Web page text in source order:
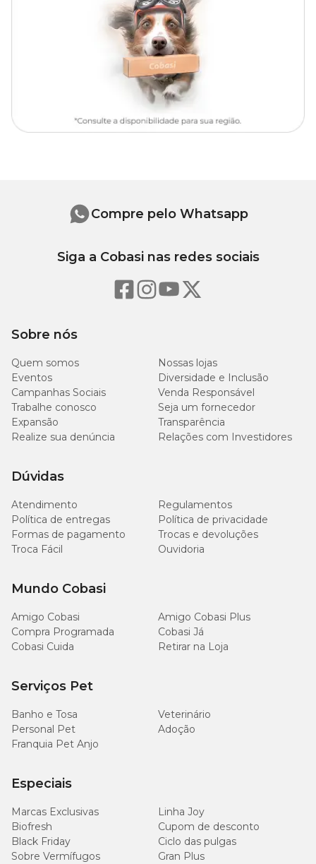
Faça um furo no solo úmido com o auxílio do perfurador de solo.
Insira o Mr. Spike entre o caule das plantas e a borda do vaso ou
floreira. Insira o Mr. Spike em cada furo e pressione para baixo até
ser coberto pelo solo. Após inserir o Mr. Spike, recomendamos que
você regue sua planta como de costume para que os nutrientes já
aplicação a cada 60 dias.
P2O5 Total 6%
P2O5 sol. Ác. Cítrico
Carbono Orgânico
O seu jardim merece todo o cuidado e carinho. Na Cobasi, você
encontra oFertilizante Orgânico para Frutas Mr. Spike com
preçoincrível. Compre pelo Site, App ou uma de nossas lojas.
Sobre nós
Quem somos
Nossas lojas
Eventos
Diversidade e Inclusão
Campanhas Sociais
Venda Responsável
Trabalhe conosco
Seja um fornecedor
Expansão
Transparência
Realize sua denúncia
Relações com Investidores
Dúvidas
Atendimento
Regulamentos
Política de entregas
Política de privacidade
Formas de pagamento
Trocas e devoluções
Troca Fácil
Ouvidoria
Mundo Cobasi
Amigo Cobasi
Amigo Cobasi Plus
Compra Programada
Cobasi Já
Cobasi Cuida
Retirar na Loja
Serviços Pet
Banho e Tosa
Veterinário
Personal Pet
Adoção
Franquia Pet Anjo
Especiais
Marcas Exclusivas
Linha Joy
Biofresh
Cupom de desconto
Black Friday
Ciclo das pulgas
Sobre Vermífugos
Gran Plus
Compre pelo Whatsapp
Siga a Cobasi nas redes sociais